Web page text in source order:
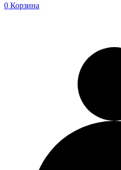
0 Корзина